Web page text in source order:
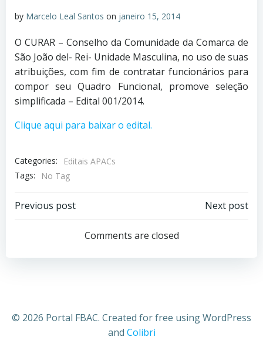
by Marcelo Leal Santos on janeiro 15, 2014
O CURAR – Conselho da Comunidade da Comarca de
São João del- Rei- Unidade Masculina, no uso de suas
atribuições, com fim de contratar funcionários para
compor seu Quadro Funcional, promove seleção
simplificada – Edital 001/2014.
Clique aqui para baixar o edital.
Categories:
Editais APACs
Tags:
No Tag
Previous post Next post
Comments are closed
© 2026 Portal FBAC. Created for free using WordPress
and Colibri